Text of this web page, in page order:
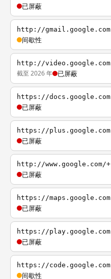
已屏蔽
http://gmail.google.com
间歇性
http://video.google.com
截至 2026 年 已屏蔽
https://docs.google.com
已屏蔽
https://plus.google.com
已屏蔽
http://www.google.com/+
已屏蔽
https://maps.google.com
已屏蔽
https://play.google.com
已屏蔽
https://code.google.com
间歇性